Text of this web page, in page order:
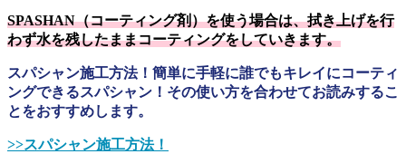
SPASHAN（コーティング剤）を使う場合は、拭き上げを行
わず水を残したままコーティングをしていきます。
スパシャン施工方法！簡単に手軽に誰でもキレイにコーティ
ングできるスパシャン！その使い方を合わせてお読みするこ
とをおすすめします。
>>スパシャン施工方法！